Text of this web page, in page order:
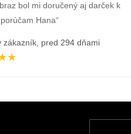
bol mi doručený aj darček k
Hana“
zákazník, pred 294 dňami